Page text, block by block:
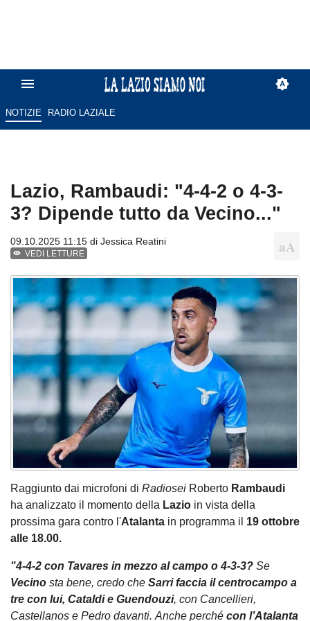
NOTIZIE RADIO LAZIALE
Lazio, Rambaudi: "4-4-2 o 4-3-
3? Dipende tutto da Vecino..."
09.10.2025 11:15 di Jessica Reatini
VEDI LETTURE
Raggiunto dai microfoni di Radiosei Roberto Rambaudi
ha analizzato il momento della Lazio in vista della
prossima gara contro l'Atalanta in programma il 19 ottobre
alle 18.00.
"4-4-2 con Tavares in mezzo al campo o 4-3-3? Se
Vecino sta bene, credo che Sarri faccia il centrocampo a
tre con lui, Cataldi e Guendouzi, con Cancellieri,
Castellanos e Pedro davanti. Anche perché con l’Atalanta